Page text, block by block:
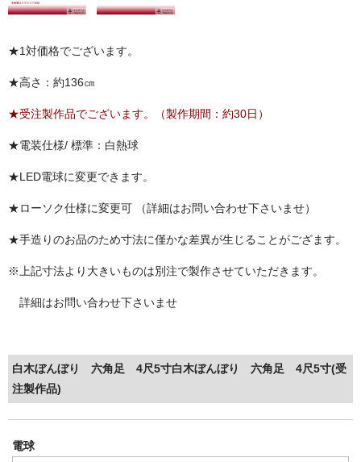
★1対価格でございます。
★高さ：約136㎝
★受注製作品でございます。（製作期間：約30日）
★電装仕様/ 標準：白熱球
★LED電球に変更できます。
★ローソク仕様に変更可 （詳細はお問い合わせ下さいませ）
★手造りのお品のため寸法に僅かな差異が生じることがござます。
※上記寸法より大きいものは別注で製作させていただきます。
詳細はお問い合わせ下さいませ
白木ぼんぼり 六角足 4尺5寸白木ぼんぼり 六角足 4尺5寸(受
注製作品)
電球